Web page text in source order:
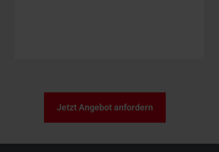
Jetzt Angebot anfordern